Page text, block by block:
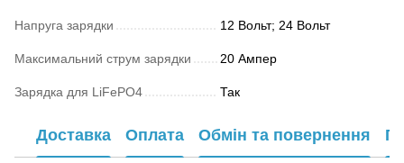
Напруга зарядки 12 Вольт; 24 Вольт
Максимальний струм зарядки 20 Ампер
Зарядка для LiFePO4 Так
Доставка Оплата Обмін та повернення